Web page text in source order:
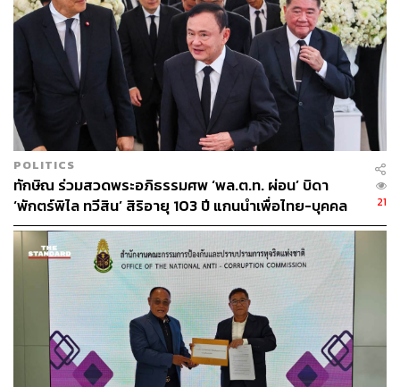
POLITICS
ทักษิณ ร่วมสวดพระอภิธรรมศพ ‘พล.ต.ท. ผ่อน’ บิดา
‘พักตร์พิไล ทวีสิน’ สิริอายุ 103 ปี แกนนำเพื่อไทย-บุคคล
หลากวงการร่วมอาลัย
21